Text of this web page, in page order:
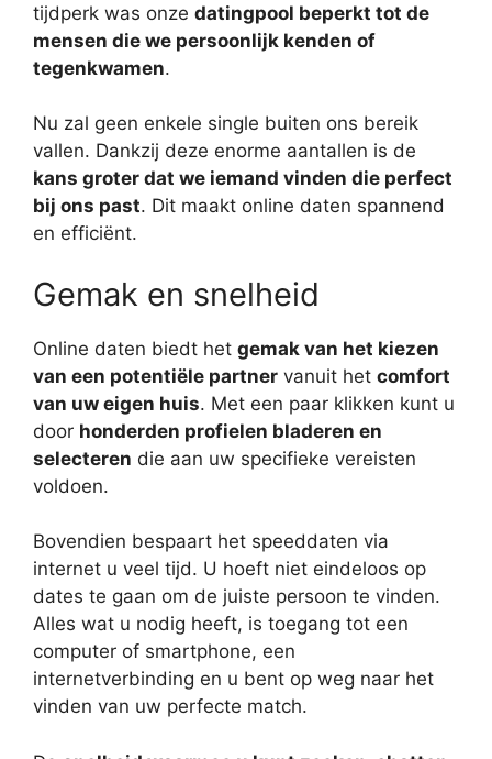
tijdperk was onze datingpool beperkt tot de
mensen die we persoonlijk kenden of
tegenkwamen.
Nu zal geen enkele single buiten ons bereik
vallen. Dankzij deze enorme aantallen is de
kans groter dat we iemand vinden die perfect
bij ons past. Dit maakt online daten spannend
en efficiënt.
Gemak en snelheid
Online daten biedt het gemak van het kiezen
van een potentiële partner vanuit het comfort
van uw eigen huis. Met een paar klikken kunt u
door honderden profielen bladeren en
selecteren die aan uw specifieke vereisten
voldoen.
Bovendien bespaart het speeddaten via
internet u veel tijd. U hoeft niet eindeloos op
dates te gaan om de juiste persoon te vinden.
Alles wat u nodig heeft, is toegang tot een
computer of smartphone, een
internetverbinding en u bent op weg naar het
vinden van uw perfecte match.